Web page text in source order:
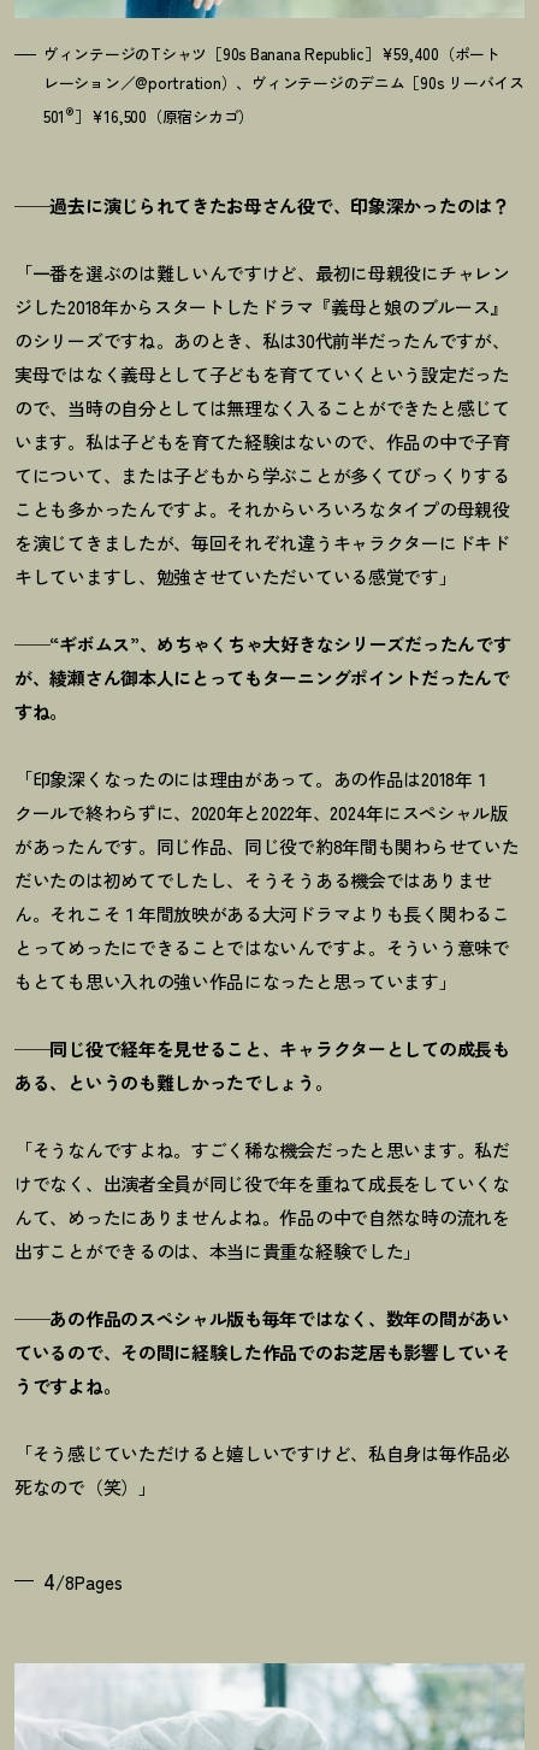
ヴィンテージのTシャツ［90s Banana Republic］¥59,400（ポート
レーション／@portration）、ヴィンテージのデニム［90s リーバイス
501 ®］¥16,500（原宿シカゴ）
──過去に演じられてきたお母さん役で、印象深かったのは？
「一番を選ぶのは難しいんですけど、最初に母親役にチャレン
ジした2018年からスタートしたドラマ『義母と娘のブルース』
のシリーズですね。あのとき、私は30代前半だったんですが、
実母ではなく義母として子どもを育てていくという設定だった
ので、当時の自分としては無理なく入ることができたと感じて
います。私は子どもを育てた経験はないので、作品の中で子育
てについて、または子どもから学ぶことが多くてびっくりする
ことも多かったんですよ。それからいろいろなタイプの母親役
を演じてきましたが、毎回それぞれ違うキャラクターにドキド
キしていますし、勉強させていただいている感覚です」
──“ギボムス”、めちゃくちゃ大好きなシリーズだったんです
が、綾瀬さん御本人にとってもターニングポイントだったんで
すね。
「印象深くなったのには理由があって。あの作品は2018年１
クールで終わらずに、2020年と2022年、2024年にスペシャル版
があったんです。同じ作品、同じ役で約8年間も関わらせていた
だいたのは初めてでしたし、そうそうある機会ではありませ
ん。それこそ１年間放映がある大河ドラマよりも長く関わるこ
とってめったにできることではないんですよ。そういう意味で
もとても思い入れの強い作品になったと思っています」
──同じ役で経年を見せること、キャラクターとしての成長も
ある、というのも難しかったでしょう。
「そうなんですよね。すごく稀な機会だったと思います。私だ
けでなく、出演者全員が同じ役で年を重ねて成長をしていくな
んて、めったにありませんよね。作品の中で自然な時の流れを
出すことができるのは、本当に貴重な経験でした」
──あの作品のスペシャル版も毎年ではなく、数年の間があい
ているので、その間に経験した作品でのお芝居も影響していそ
うですよね。
「そう感じていただけると嬉しいですけど、私自身は毎作品必
死なので（笑）」
4/8Pages